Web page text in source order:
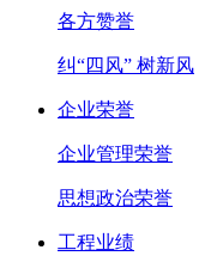
各方赞誉
纠“四风” 树新风
企业荣誉
企业管理荣誉
思想政治荣誉
工程业绩